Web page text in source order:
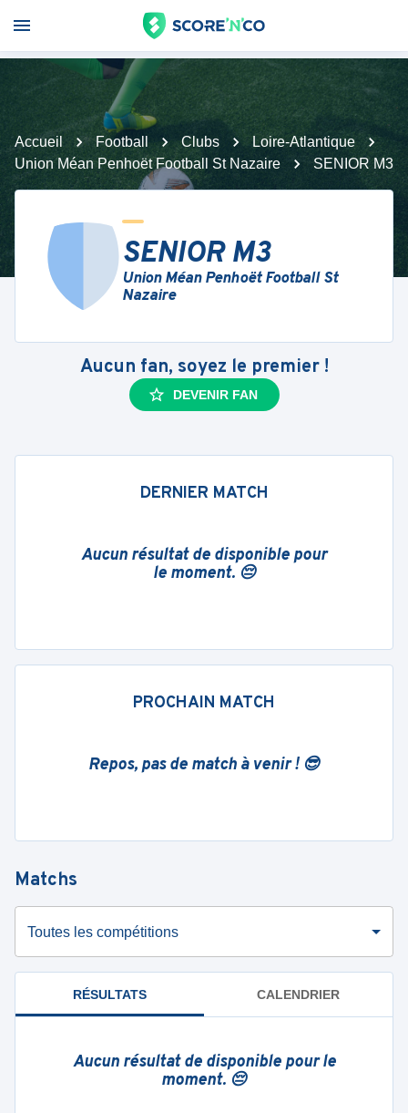
Accueil Football Clubs
Loire-Atlantique
Union Méan Penhoët Football St Nazaire
SENIOR M3
SENIOR M3
Union Méan Penhoët Football St
Nazaire
Aucun fan, soyez le premier !
DEVENIR FAN
DERNIER MATCH
Aucun résultat de disponible pour
le moment. 😔
PROCHAIN MATCH
Repos, pas de match à venir ! 😎
Matchs
Toutes les compétitions
RÉSULTATS CALENDRIER
Aucun résultat de disponible pour le
moment. 😔